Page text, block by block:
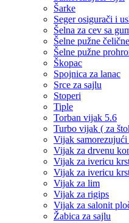
Šarke
Seger osigurači i
Šelna za cev sa
Šelne pužne čelične
Šelne pužne
Škopac
Spojnica za lanac
Srce za sajlu
Stoperi
Tiple
Torban vijak 5.6
Turbo vijak ( za
Vijak samorezujući
Vijak za drvenu
Vijak za ivericu
Vijak za ivericu
Vijak za lim
Vijak za rigips
Vijak za salonit
Žabica za sajlu